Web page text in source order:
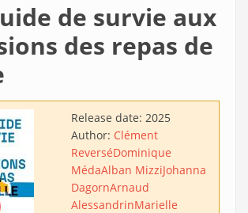
de survie aux
des repas de
Release date: 2025
Author: Clément
ReverséDominique
MédaAlban MizziJohanna
DagornArnaud
AlessandrinMarielle